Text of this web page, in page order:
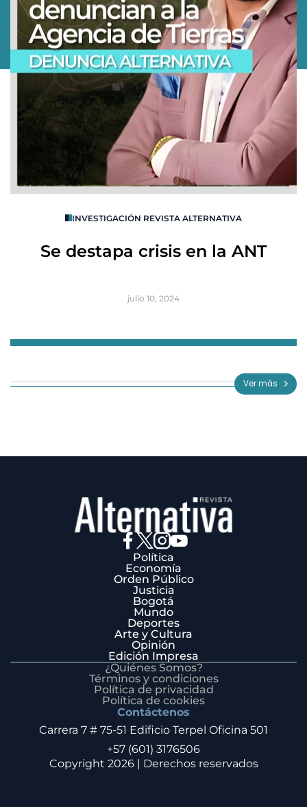
INVESTIGACIÓN REVISTA ALTERNATIVA
Se destapa crisis en la ANT
julio 10, 2024
3
Ver más
Política
Economía
Orden Público
Justicia
Bogotá
Mundo
Deportes
Arte y Cultura
Opinión
Edición Impresa
¿Quiénes Somos?
Términos y condiciones
Política de privacidad
Política de cookies
Contáctenos
Carrera 7 # 75-51 Edificio Terpel Oficina 501
+57 (601) 3176506
Copyright 2026 | Derechos reservados